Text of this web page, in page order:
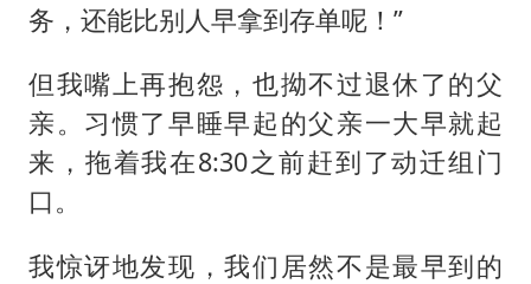
务，还能比别人早拿到存单呢！”
但我嘴上再抱怨，也拗不过退休了的父
亲。习惯了早睡早起的父亲一大早就起
来，拖着我在8:30之前赶到了动迁组门
口。
我惊讶地发现，我们居然不是最早到的